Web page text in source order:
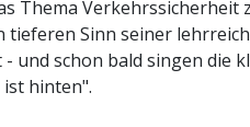
Thema Verkehrssicherheit
tieferen Sinn seiner
und schon bald singen die
hinten".